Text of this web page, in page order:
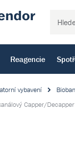
Reagencie
vybavení
Capper/